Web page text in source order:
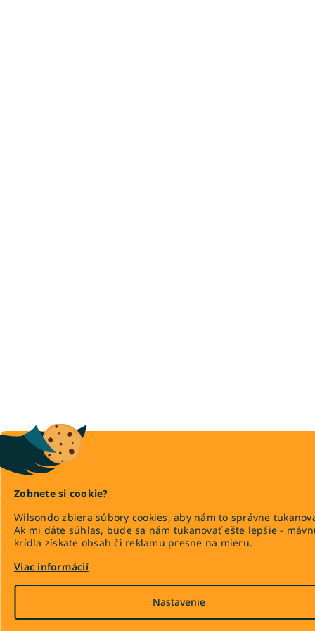
Zobnete si cookie?
Wilsondo zbiera súbory cookies, aby nám to správne
Ak mi dáte súhlas, bude sa nám tukanovať ešte lepšie -
krídla získate obsah či reklamu presne na mieru.
Viac informácií
Nastavenie